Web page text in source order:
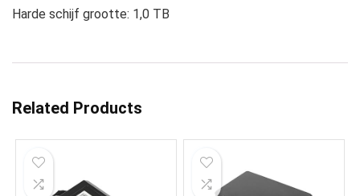
Harde schijf grootte: 1,0 TB
Related Products